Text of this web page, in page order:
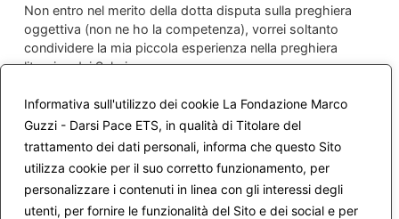
Informativa sull'utilizzo dei cookie La Fondazione Marco
Guzzi - Darsi Pace ETS, in qualità di Titolare del
trattamento dei dati personali, informa che questo Sito
utilizza cookie per il suo corretto funzionamento, per
personalizzare i contenuti in linea con gli interessi degli
utenti, per fornire le funzionalità del Sito e dei social e per
Non entro nel merito della dotta disputa sulla preghiera
oggettiva (non ne ho la competenza), vorrei soltanto
condividere la mia piccola esperienza nella preghiera
liturgica dei Salmi.
Dopo anni di lontananza dalla fede il mio dialogo con Dio è
ricominiciato attraverso la recita dei Salmi durante un mio
soggiorno in un monastero.
Nel momento difficile che stavo attraversando quei
versetti davano parole al mio muto dolore.
La recita comunitaria mi faceva comprendere anche che
ero parte di un’unità, mi insegnava l’umiltà della comunione.